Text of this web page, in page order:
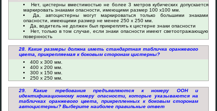
Нет, цистерны вместимостью не более 3 метров кубических допускается
маркировать знаками опасности, имеющими размер 100 х100 мм.
Да, автоцистерны могут маркироваться только большими знаками
опасности, имеющими размер не менее 250 х 250 мм.
Да, водитель не должен был прикреплять к цистерне знаки опасности
Нет, только в том случае, если знаки опасности имеют светоотражающую
поверхность
28. Какие размеры должна иметь стандартная табличка оранжевого
цвета, прикрепляемая к боковым сторонам цистерны?
400 х 300 мм.
400 х 200 мм.
300 х 150 мм.
250 х 250 мм.
29. Какие требования предъявляются к номеру ООН и
идентификационному номеру опасности, которые указываются на
табличках оранжевого цвета, прикрепленных к боковым сторонам
автоцистерны? Выберите наиболее правильные ответ